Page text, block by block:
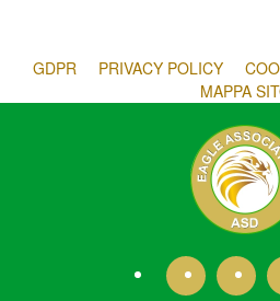
GDPR PRIVACY POLICY
MAPPA